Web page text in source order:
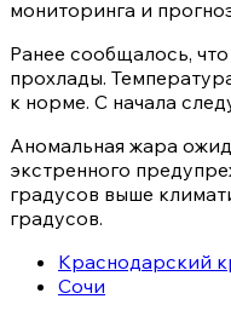
мониторинга и
Ранее сообщалось,
прохлады.
к норме. С начала
Аномальная жара
экстренного
градусов выше
градусов.
Краснодарский
Сочи